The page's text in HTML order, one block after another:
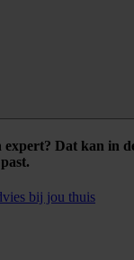
expert? Dat kan in
bij jou thuis